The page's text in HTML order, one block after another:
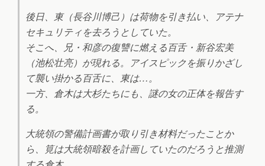
後日、東（長谷川博己）は荷物を引き払い、アテナ
セキュリティを去ろうとしていた。
そこへ、兄・和彦の復讐に燃える百舌・新谷宏美
（池松壮亮）が現れる。アイスピックを振りかざし
て襲い掛かる百舌に、東は…。
一方、倉木は大杉たちにも、謎の女の正体を報告す
る。
大統領の警備計画書が取り引き材料だったことか
ら、筧は大統領暗殺を計画していたのだろうと推測